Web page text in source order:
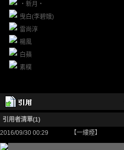
‧新月‧
曳白(李碧娥)
雷尚淳
楊風
白蘋
素樸
引用者清單(1)
2016/09/30 00:29
【一縷煙】